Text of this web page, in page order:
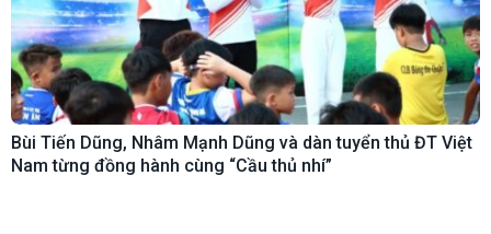
Bùi Tiến Dũng, Nhâm Mạnh Dũng và dàn tuyển thủ ĐT Việt
Nam từng đồng hành cùng “Cầu thủ nhí”